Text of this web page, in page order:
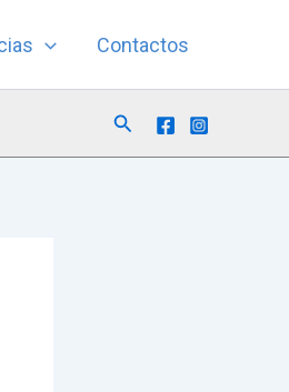
Contactos
Search